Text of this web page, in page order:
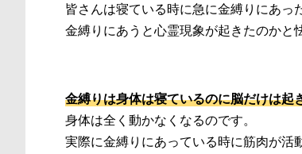
皆さんは寝ている時に急に金縛りにあっ
金縛りにあうと心霊現象が起きたのかと
金縛りは身体は寝ているのに脳だけは起
身体は全く動かなくなるのです。
実際に金縛りにあっている時に筋肉が活